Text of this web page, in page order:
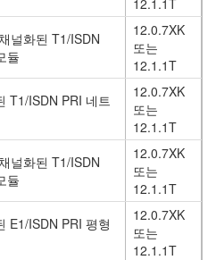
12.1.1T
널화된 T1/ISDN
듈
12.0.7XK
또는
12.1.1T
T1/ISDN PRI 네트
12.0.7XK
또는
12.1.1T
널화된 T1/ISDN
듈
12.0.7XK
또는
12.1.1T
E1/ISDN PRI 평형
12.0.7XK
또는
12.1.1T